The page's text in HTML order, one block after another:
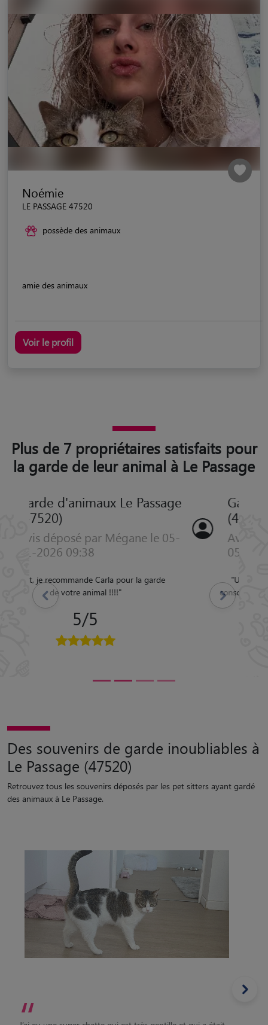
Noémie
LE PASSAGE 47520
possède des animaux
amie des animaux
Voir le profil
Plus de 7 propriétaires satisfaits pour
la garde de leur animal à Le Passage
Garde d'animaux Le Passage
Avis déposé par Benjamin le 10-
05-2025 09:36
"Une personne gentille, sérieuse et
consciencieuse pour l'animal. Confiance à
Précédent Suivant
Des souvenirs de garde inoubliables à
Le Passage (47520)
Retrouvez tous les souvenirs déposés par les pet sitters ayant gardé
des animaux à Le Passage.